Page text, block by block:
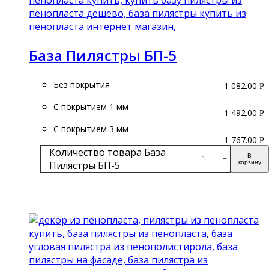
База Пилястры БП-5
Без покрытия
С покрытием 1 мм
С покрытием 3 мм
- Количество товара База
Пилястры БП-5
+
В
корзину
1 082.00 Р
1 492.00 Р
1 767.00 Р